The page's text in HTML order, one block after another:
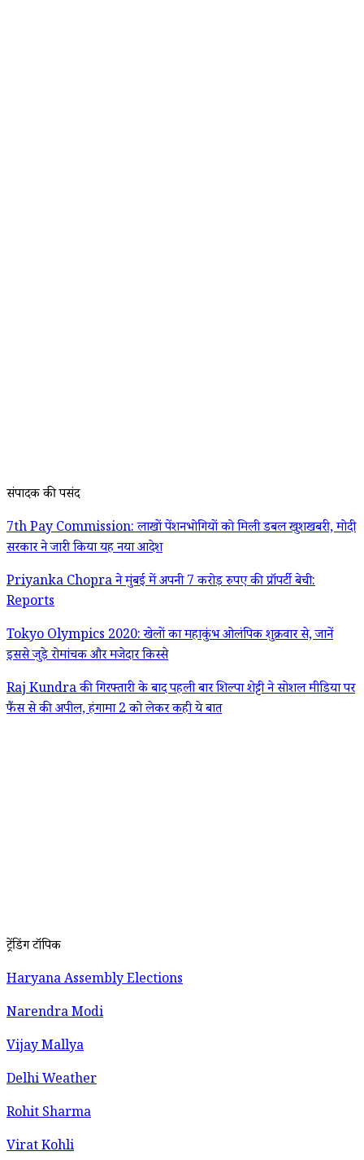
संपादक की पसंद
7th Pay Commission: लाखों पेंशनभोगियों को मिली डबल खुशखबरी, मोदी
सरकार ने जारी किया यह नया आदेश
Priyanka Chopra ने मुंबई में अपनी 7 करोड़ रुपए की प्रॉपर्टी बेची:
Reports
Tokyo Olympics 2020: खेलों का महाकुंभ ओलंपिक शुक्रवार से, जानें
इससे जुड़े रोमांचक और मजेदार किस्से
Raj Kundra की गिरफ्तारी के बाद पहली बार शिल्पा शेट्टी ने सोशल मीडिया पर
फैंस से की अपील, हंगामा 2 को लेकर कही ये बात
ट्रेंडिंग टॉपिक
Haryana Assembly Elections
Narendra Modi
Vijay Mallya
Delhi Weather
Rohit Sharma
Virat Kohli